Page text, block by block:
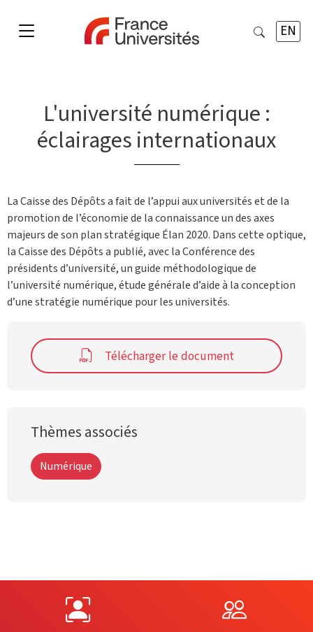
EN
L'université numérique :
éclairages internationaux
La Caisse des Dépôts a fait de l’appui aux universités et de la
promotion de l’économie de la connaissance un des axes
majeurs de son plan stratégique Élan 2020. Dans cette optique,
la Caisse des Dépôts a publié, avec la Conférence des
présidents d’université, un guide méthodologique de
l’université numérique, étude générale d’aide à la conception
d’une stratégie numérique pour les universités.
Télécharger le document
Thèmes associés
Numérique